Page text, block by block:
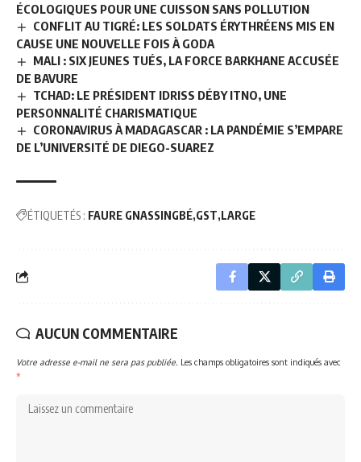
ÉCOLOGIQUES POUR UNE CUISSON SANS POLLUTION
CONFLIT AU TIGRÉ: LES SOLDATS ÉRYTHRÉENS MIS EN
CAUSE UNE NOUVELLE FOIS À GODA
MALI : SIX JEUNES TUÉS, LA FORCE BARKHANE ACCUSÉE
DE BAVURE
TCHAD: LE PRÉSIDENT IDRISS DÉBY ITNO, UNE
PERSONNALITÉ CHARISMATIQUE
CORONAVIRUS À MADAGASCAR : LA PANDÉMIE S’EMPARE
DE L’UNIVERSITÉ DE DIEGO-SUAREZ
ÉTIQUETÉS : FAURE GNASSINGBÉ GST LARGE
AUCUN COMMENTAIRE
Votre adresse e-mail ne sera pas publiée. Les champs obligatoires sont indiqués avec
*